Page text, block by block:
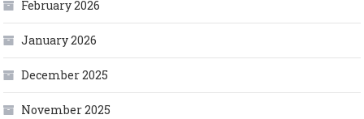
February 2026
January 2026
December 2025
November 2025